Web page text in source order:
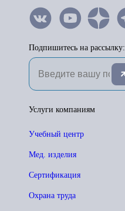
Подпишитесь на рассылку:
Услуги компаниям
Учебный центр
Мед. изделия
Сертификация
Охрана труда